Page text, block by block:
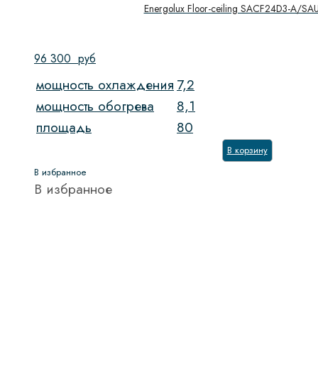
Energolux Floor-ceiling SACF24D3-A/
96 300 руб
мощность охлаждения7,2
мощность обогрева
8,1
площадь
80
В корзину
В избранное
В избранное